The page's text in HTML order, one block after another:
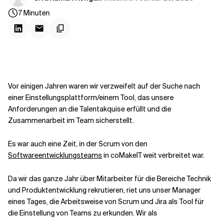
7Minuten
Vor einigen Jahren waren wir verzweifelt auf der Suche nach
einer Einstellungsplattform/einem Tool, das unsere
Anforderungen an die Talentakquise erfüllt und die
Zusammenarbeit im Team sicherstellt.
Es war auch eine Zeit, in der Scrum von den
Softwareentwicklungsteams in coMakeIT weit verbreitet war.
Da wir das ganze Jahr über Mitarbeiter für die Bereiche Technik
und Produktentwicklung rekrutieren, riet uns unser Manager
eines Tages, die Arbeitsweise von Scrum und Jira als Tool für
die Einstellung von Teams zu erkunden. Wir als